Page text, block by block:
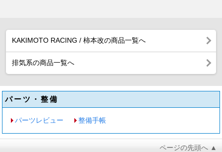
KAKIMOTO RACING / 柿本改の商品一覧へ
排気系の商品一覧へ
パーツ・整備
パーツレビュー 整備手帳
ページの先頭へ ▲